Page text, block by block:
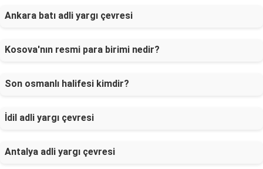
Ankara batı adli yargı çevresi
Kosova'nın resmi para birimi nedir?
Son osmanlı halifesi kimdir?
İdil adli yargı çevresi
Antalya adli yargı çevresi